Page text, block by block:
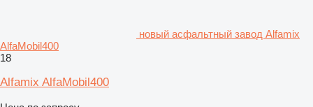
новый асфальтный завод Alfamix
AlfaMobil400
18
Alfamix AlfaMobil400